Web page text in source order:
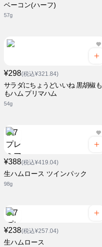
ベーコン(ハーフ)
57g
¥298(税込¥321.84)
サラダにちょうどいいね 黒胡椒も
もハム プリマハム
54g
¥388(税込¥419.04)
生ハムロース ツインパック
98g
¥238(税込¥257.04)
生ハムロース